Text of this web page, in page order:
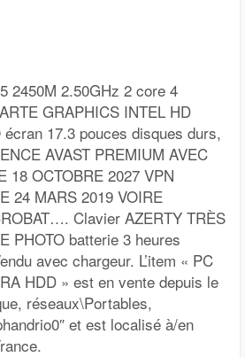
2450M 2.50GHz 2 core 4
GRAPHICS INTEL HD
17.3 pouces disques durs,
AVAST PREMIUM AVEC
18 OCTOBRE 2027 VPN
24 MARS 2019 VOIRE
Clavier AZERTY TRÈS
PHOTO batterie 3 heures
avec chargeur. L’item « PC
HDD » est en vente depuis le
réseaux\Portables,
et est localisé à/en